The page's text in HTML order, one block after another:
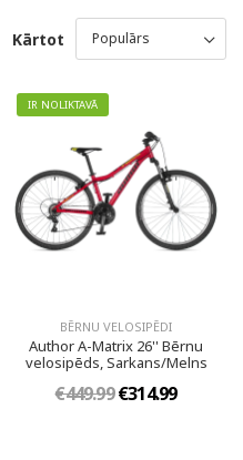
Kārtot
IR NOLIKTAVĀ
BĒRNU VELOSIPĒDI
Author A-Matrix 26'' Bērnu
velosipēds, Sarkans/Melns
€449.99€314.99